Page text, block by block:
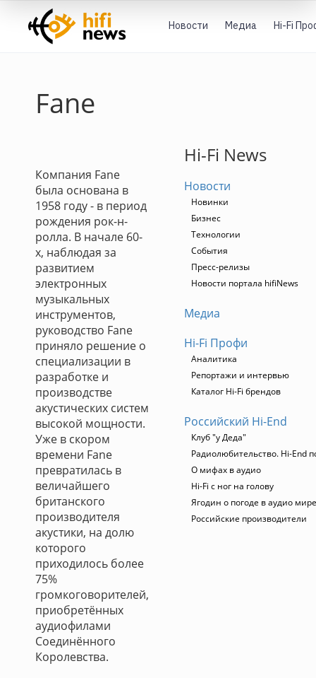
Новости Медиа Hi-Fi
Fane
Компания Fane
была основана в
1958 году - в период
рождения рок-н-
ролла. В начале 60-
х, наблюдая за
развитием
электронных
музыкальных
инструментов,
руководство Fane
приняло решение о
специализации в
разработке и
производстве
акустических систем
высокой мощности.
Уже в скором
времени Fane
превратилась в
величайшего
британского
производителя
акустики, на долю
которого
приходилось более
75%
громкоговорителей,
приобретённых
аудиофилами
Соединённого
Королевства.
Hi-Fi News
Новости
Новинки
Бизнес
Технологии
События
Пресс-релизы
Новости портала hifiNews
Медиа
Hi-Fi Профи
Аналитика
Репортажи и интервью
Каталог Hi-Fi брендов
Российский Hi-End
Клуб "у Деда"
Радиолюбительство. Hi-End
О мифах в аудио
Hi-Fi с ног на голову
Ягодин о погоде в аудио мире
Российские производители